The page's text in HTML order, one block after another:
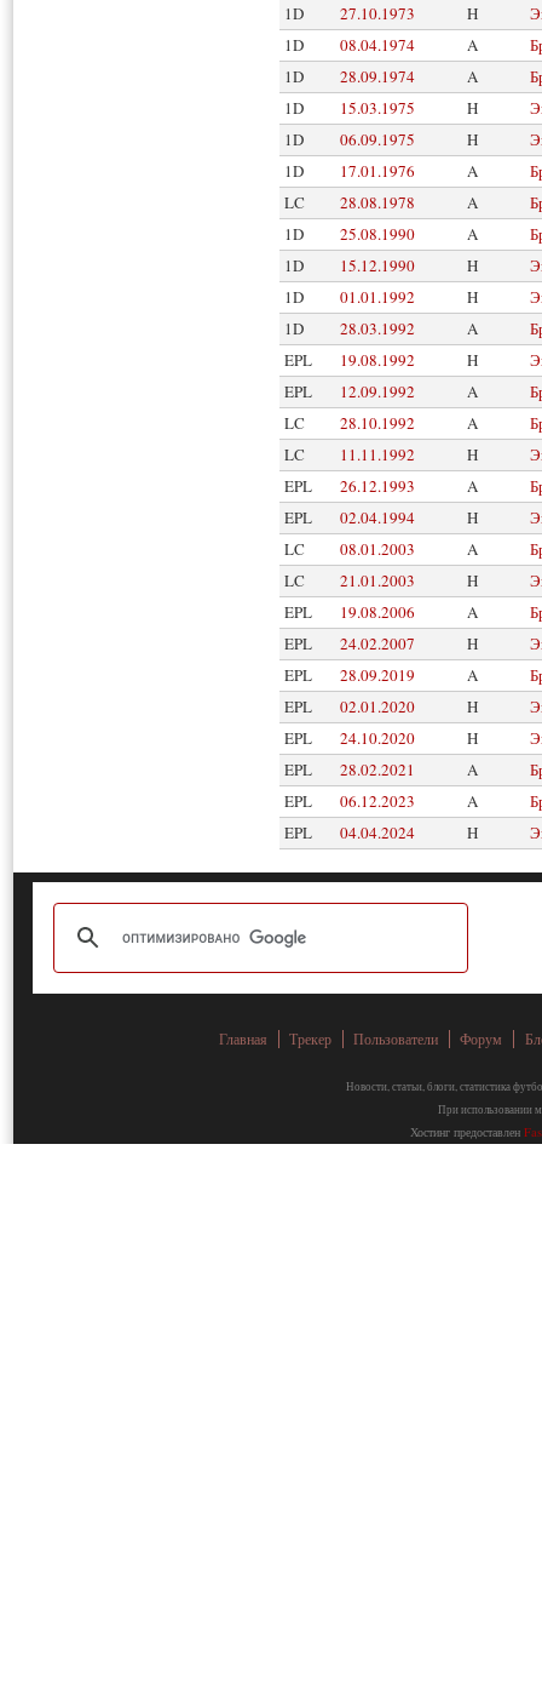
1D
27.10.1973 H
1D
08.04.1974 A
1D
28.09.1974 A
1D
15.03.1975 H
1D
06.09.1975 H
1D
17.01.1976 A
LC
28.08.1978 A
1D
25.08.1990 A
1D
15.12.1990 H
1D
01.01.1992 H
1D
28.03.1992 A
EPL
19.08.1992 H
EPL
12.09.1992 A
LC
28.10.1992 A
LC
11.11.1992 H
EPL
26.12.1993 A
EPL
02.04.1994 H
LC
08.01.2003 A
LC
21.01.2003 H
EPL
19.08.2006 A
EPL
24.02.2007 H
EPL
28.09.2019 A
EPL
02.01.2020 H
EPL
24.10.2020 H
EPL
28.02.2021 A
EPL
06.12.2023 A
EPL
04.04.2024 H
Главная Трекер Пользователи Форум
Новости, статьи, блоги, статистика
При использовании
Хостинг предоставлен